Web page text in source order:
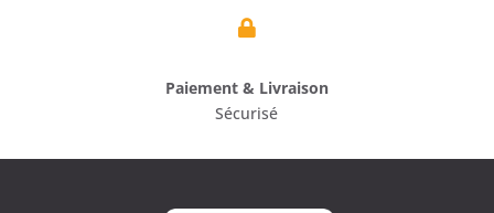

Paiement & Livraison
Sécurisé